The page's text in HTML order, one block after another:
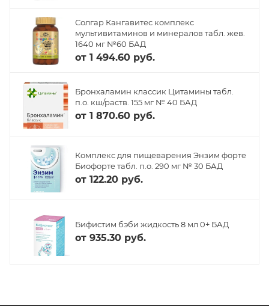
Солгар Кангавитес комплекс
мультивитаминов и минералов табл. жев.
1640 мг №60 БАД
от 1 494.60 руб.
Бронхаламин классик Цитамины табл.
п.о. кш/раств. 155 мг № 40 БАД
от 1 870.60 руб.
Комплекс для пищеварения Энзим форте
Биофорте табл. п.о. 290 мг № 30 БАД
от 122.20 руб.
Бифистим бэби жидкость 8 мл 0+ БАД
от 935.30 руб.